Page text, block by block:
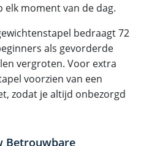
moment van de dag.
bedraagt 72
als gevorderde
vergroten. Voor extra
voorzien van een
zodat je altijd onbezorgd
Betrouwbare